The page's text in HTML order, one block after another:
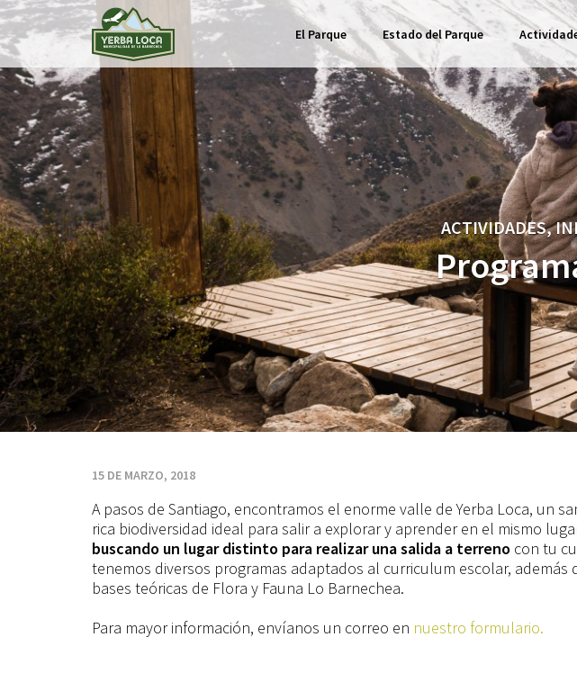
Programa
de
Colegios
El Parque Estado del Parque
ACTIVIDADES,
15 DE MARZO, 2018
A pasos de Santiago, encontramos el enorme valle de Yerba Loca, un
rica biodiversidad ideal para salir a explorar y aprender en el mismo
buscando un lugar distinto para realizar una salida a terreno con tu
tenemos diversos programas adaptados al curriculum escolar,
bases teóricas de Flora y Fauna Lo Barnechea.
Para mayor información, envíanos un correo en nuestro formulario.